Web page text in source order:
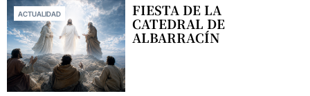
ACTUALIDAD FIESTA DE LA
CATEDRAL DE
ALBARRACÍN